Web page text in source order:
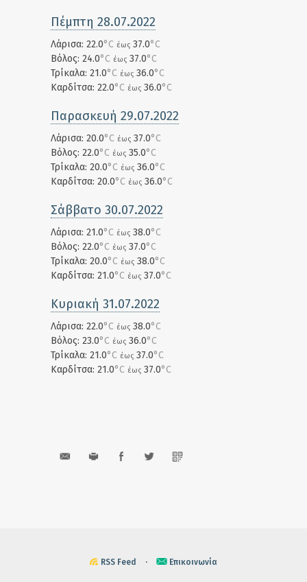
Πέμπτη 28.07.2022
Λάρισα: 22.0°C έως 37.0°C
Βόλος: 24.0°C έως 37.0°C
Τρίκαλα: 21.0°C έως 36.0°C
Καρδίτσα: 22.0°C έως 36.0°C
Παρασκευή 29.07.2022
Λάρισα: 20.0°C έως 37.0°C
Βόλος: 22.0°C έως 35.0°C
Τρίκαλα: 20.0°C έως 36.0°C
Καρδίτσα: 20.0°C έως 36.0°C
Σάββατο 30.07.2022
Λάρισα: 21.0°C έως 38.0°C
Βόλος: 22.0°C έως 37.0°C
Τρίκαλα: 20.0°C έως 38.0°C
Καρδίτσα: 21.0°C έως 37.0°C
Κυριακή 31.07.2022
Λάρισα: 22.0°C έως 38.0°C
Βόλος: 23.0°C έως 36.0°C
Τρίκαλα: 21.0°C έως 37.0°C
Καρδίτσα: 21.0°C έως 37.0°C
RSS Feed · Επικοινωνία